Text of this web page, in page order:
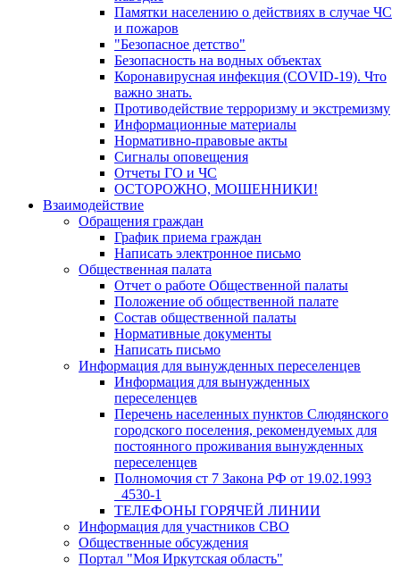
Памятки населению о действиях в случае ЧС
и пожаров
"Безопасное детство"
Безопасность на водных объектах
Коронавирусная инфекция (COVID-19). Что
важно знать.
Противодействие терроризму и экстремизму
Информационные материалы
Нормативно-правовые акты
Сигналы оповещения
Отчеты ГО и ЧС
ОСТОРОЖНО, МОШЕННИКИ!
Взаимодействие
Обращения граждан
График приема граждан
Написать электронное письмо
Общественная палата
Отчет о работе Общественной палаты
Положение об общественной палате
Состав общественной палаты
Нормативные документы
Написать письмо
Информация для вынужденных переселенцев
Информация для вынужденных
переселенцев
Перечень населенных пунктов Слюдянского
городского поселения, рекомендуемых для
постоянного проживания вынужденных
переселенцев
Полномочия ст 7 Закона РФ от 19.02.1993
_4530-1
ТЕЛЕФОНЫ ГОРЯЧЕЙ ЛИНИИ
Информация для участников СВО
Общественные обсуждения
Портал "Моя Иркутская область"